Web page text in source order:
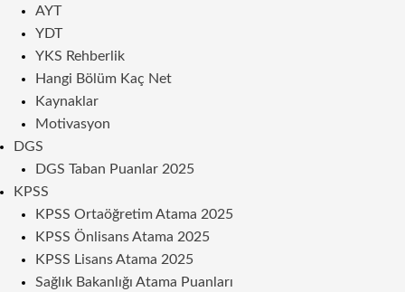
AYT
YDT
YKS Rehberlik
Hangi Bölüm Kaç Net
Kaynaklar
Motivasyon
DGS
DGS Taban Puanlar 2025
KPSS
KPSS Ortaöğretim Atama 2025
KPSS Önlisans Atama 2025
KPSS Lisans Atama 2025
Sağlık Bakanlığı Atama Puanları